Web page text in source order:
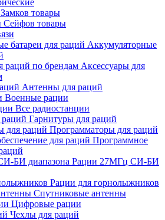
Замков товары
Сейфов товары
Аккумуляторные
Аксессуары для
Антенны для раций
Военные рации
Все радиостанции
Гарнитуры для раций
Программаторы для раций
Программное
Рации 27МГц СИ-БИ
Рации для горнолыжников
Спутниковые антенны
Цифровые рации
Чехлы для раций